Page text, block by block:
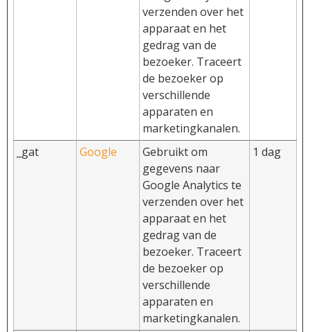
verzenden over het
apparaat en het
gedrag van de
bezoeker. Traceert
de bezoeker op
verschillende
apparaten en
marketingkanalen.
_gat
Google
Gebruikt om
gegevens naar
Google Analytics te
verzenden over het
apparaat en het
gedrag van de
bezoeker. Traceert
de bezoeker op
verschillende
apparaten en
marketingkanalen.
1 dag